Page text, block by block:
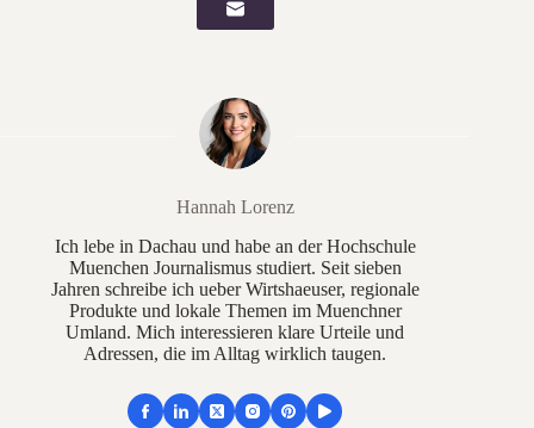
Hannah Lorenz
Ich lebe in Dachau und habe an der Hochschule
Muenchen Journalismus studiert. Seit sieben
Jahren schreibe ich ueber Wirtshaeuser, regionale
Produkte und lokale Themen im Muenchner
Umland. Mich interessieren klare Urteile und
Adressen, die im Alltag wirklich taugen.